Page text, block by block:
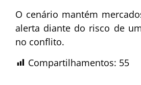
O cenário mantém
alerta diante do risco de
no conflito.
Compartilhamentos: 55